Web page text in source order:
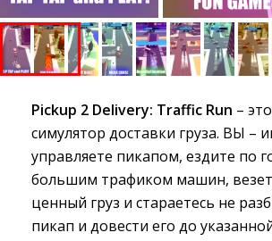
Pickup 2 Delivery: Traffic Run –
симулятор доставки груза. ВЫ –
управляете пикапом, ездите по
большим трафиком машин,
ценный груз и стараетесь не
пикап и довести его до